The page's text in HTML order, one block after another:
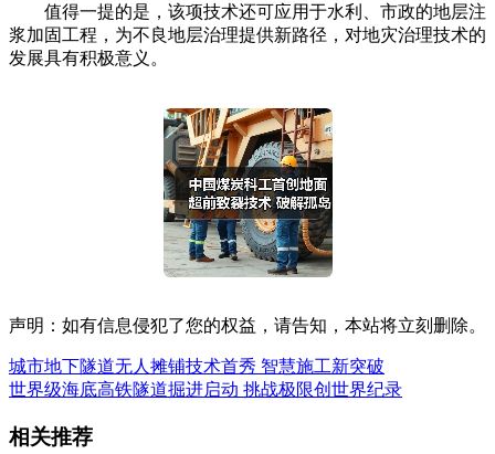
值得一提的是，该项技术还可应用于水利、市政的地层注
浆加固工程，为不良地层治理提供新路径，对地灾治理技术的
发展具有积极意义。
声明：如有信息侵犯了您的权益，请告知，本站将立刻删除。
城市地下隧道无人摊铺技术首秀 智慧施工新突破
世界级海底高铁隧道掘进启动 挑战极限创世界纪录
相关推荐